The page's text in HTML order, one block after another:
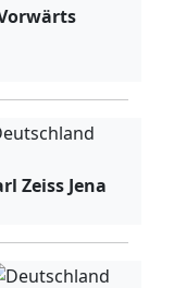
Zeiss Jena